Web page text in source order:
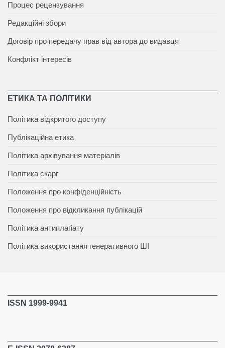
Процес рецензування
Редакційні збори
Договір про передачу прав від автора до видавця
Конфлікт інтересів
ЕТИКА ТА ПОЛІТИКИ
Політика відкритого доступу
Публікаційна етика
Політика архівування матеріалів
Політика скарг
Положення про конфіденційність
Положення про відкликання публікацій
Політика антиплагіату
Політика використання генеративного ШІ
ISSN 1999-9941